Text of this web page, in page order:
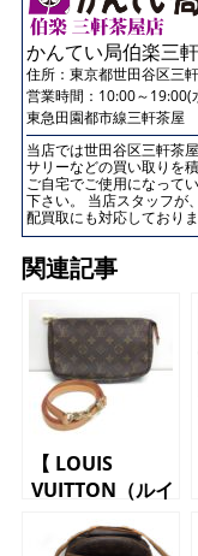
かんてい局伯楽三
住所： 東京都世田谷区三
営業時間：10:00～19:00(
東急田園都市線三軒茶屋
当店では世田谷区三軒茶
サリーなどの買い取りを
ご自宅でご使用になって
下さい。 当店スタッフが
配買取にも対応しておりま
関連記事
【 LOUIS
VUITTON（ルイ
セサリーポー